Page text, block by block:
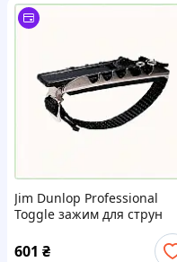
Jim Dunlop Professional
Toggle зажим для струн
601 ₴